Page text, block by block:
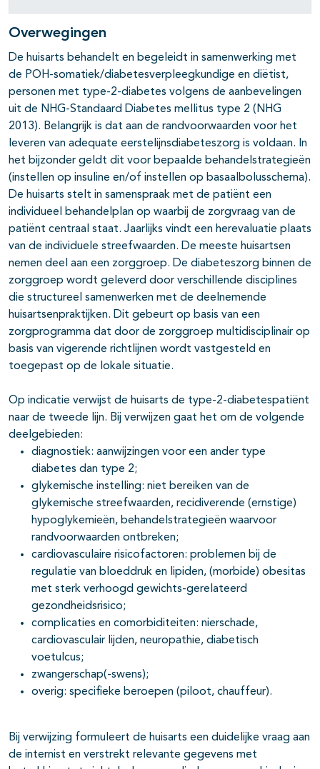
Overwegingen
De huisarts behandelt en begeleidt in samenwerking met
de POH-somatiek/diabetesverpleegkundige en diëtist,
personen met type-2-diabetes volgens de aanbevelingen
uit de NHG-Standaard Diabetes mellitus type 2 (NHG
2013). Belangrijk is dat aan de randvoorwaarden voor het
leveren van adequate eerstelijnsdiabeteszorg is voldaan. In
het bijzonder geldt dit voor bepaalde behandelstrategieën
(instellen op insuline en/of instellen op basaalbolusschema).
De huisarts stelt in samenspraak met de patiënt een
individueel behandelplan op waarbij de zorgvraag van de
patiënt centraal staat. Jaarlijks vindt een herevaluatie plaats
van de individuele streefwaarden. De meeste huisartsen
nemen deel aan een zorggroep. De diabeteszorg binnen de
zorggroep wordt geleverd door verschillende disciplines
die structureel samenwerken met de deelnemende
huisartsenpraktijken. Dit gebeurt op basis van een
zorgprogramma dat door de zorggroep multidisciplinair op
basis van vigerende richtlijnen wordt vastgesteld en
toegepast op de lokale situatie.
Op indicatie verwijst de huisarts de type-2-diabetespatiënt
naar de tweede lijn. Bij verwijzen gaat het om de volgende
deelgebieden:
diagnostiek: aanwijzingen voor een ander type
diabetes dan type 2;
glykemische instelling: niet bereiken van de
glykemische streefwaarden, recidiverende (ernstige)
hypoglykemieën, behandelstrategieën waarvoor
randvoorwaarden ontbreken;
cardiovasculaire risicofactoren: problemen bij de
regulatie van bloeddruk en lipiden, (morbide) obesitas
met sterk verhoogd gewichts-gerelateerd
gezondheidsrisico;
complicaties en comorbiditeiten: nierschade,
cardiovasculair lijden, neuropathie, diabetisch
voetulcus;
zwangerschap(-swens);
overig: specifieke beroepen (piloot, chauffeur).
Bij verwijzing formuleert de huisarts een duidelijke vraag aan
de internist en verstrekt relevante gegevens met